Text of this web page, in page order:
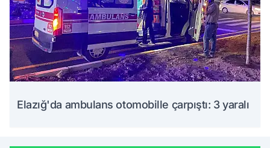
Elazığ'da ambulans otomobille çarpıştı: 3 yaralı